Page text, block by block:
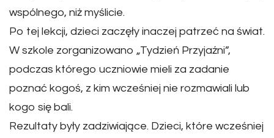
wspólnego, niż myślicie.
Po tej lekcji, dzieci zaczęły inaczej patrzeć na świat.
W szkole zorganizowano „Tydzień Przyjaźni”,
podczas którego uczniowie mieli za zadanie
poznać kogoś, z kim wcześniej nie rozmawiali lub
kogo się bali.
Rezultaty były zadziwiające. Dzieci, które wcześniej